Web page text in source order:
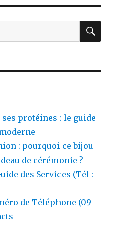
protéines : le guide
: pourquoi ce bijou
de cérémonie ?
des Services (Tél :
de Téléphone (09